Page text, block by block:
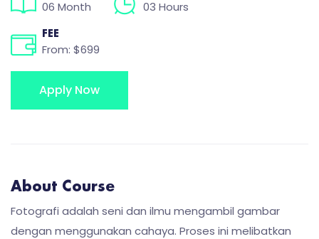
06 Month 03 Hours
FEE
From: $699
Apply Now
About Course
Fotografi adalah seni dan ilmu mengambil gambar
dengan menggunakan cahaya. Proses ini melibatkan